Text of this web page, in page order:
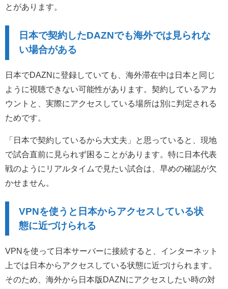
とがあります。
日本で契約したDAZNでも海外では見られな
い場合がある
日本でDAZNに登録していても、海外滞在中は日本と同じ
ように視聴できない可能性があります。契約しているアカ
ウントと、実際にアクセスしている場所は別に判定される
ためです。
「日本で契約しているから大丈夫」と思っていると、現地
で試合直前に見られず困ることがあります。特に日本代表
戦のようにリアルタイムで見たい試合は、早めの確認が欠
かせません。
VPNを使うと日本からアクセスしている状
態に近づけられる
VPNを使って日本サーバーに接続すると、インターネット
上では日本からアクセスしている状態に近づけられます。
そのため、海外から日本版DAZNにアクセスしたい時の対